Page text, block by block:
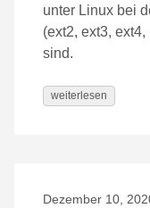
unter Linux bei
(ext2, ext3,
sind.
weiterlesen
Dezember 10,